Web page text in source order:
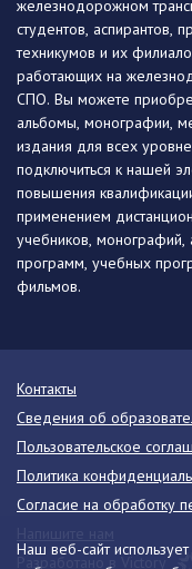
Наш веб-сайт
железнодорожном
студентов, аспирантов,
техникумов и их
работающих на
СПО. Вы можете
альбомы, монографии,
издания для всех
подключиться к нашей
повышения
применением
учебников,
программ, учебных
фильмов.
Контакты
Сведения об
Пользовательское
Политика
Согласие на обработку
Разработано в Victory